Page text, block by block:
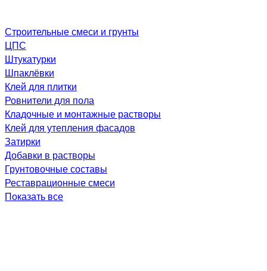
Строительные смеси и грунты
ЦПС
Штукатурки
Шпаклёвки
Клей для плитки
Ровнители для пола
Кладочные и монтажные растворы
Клей для утепления фасадов
Затирки
Добавки в растворы
Грунтовочные составы
Реставрационные смеси
Показать все